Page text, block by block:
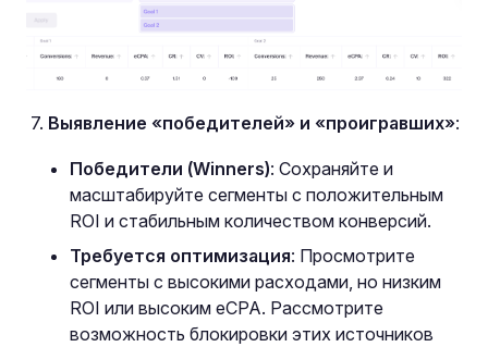
Выявление «победителей» и «проигравших»:
Победители (Winners): Сохраняйте и
масштабируйте сегменты с положительным
ROI и стабильным количеством конверсий.
Требуется оптимизация: Просмотрите
сегменты с высокими расходами, но низким
ROI или высоким eCPA. Рассмотрите
возможность блокировки этих источников